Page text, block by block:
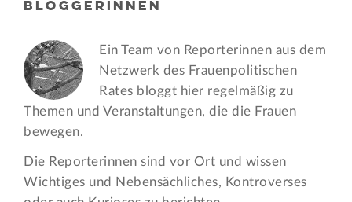
BLOGGERINNEN
Ein Team von Reporterinnen aus dem
Netzwerk des Frauen­politischen
Rates bloggt hier regelmäßig zu
Themen und Veran­staltungen, die die Frauen
bewegen.
Die Reporterinnen sind vor Ort und wissen
Wichtiges und Nebensächliches, Kontroverses